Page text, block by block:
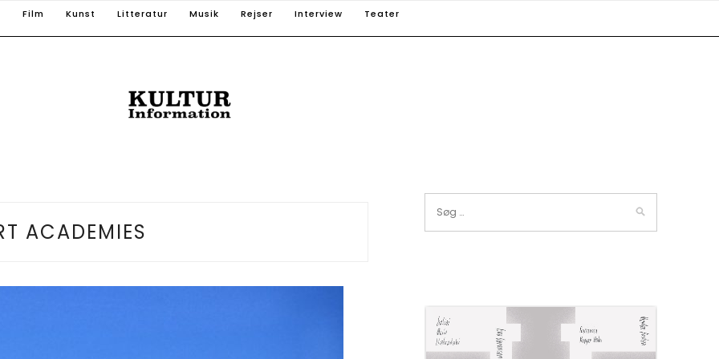
Film Kunst Litteratur Musik Rejser Interview Teater
ACADEMIES